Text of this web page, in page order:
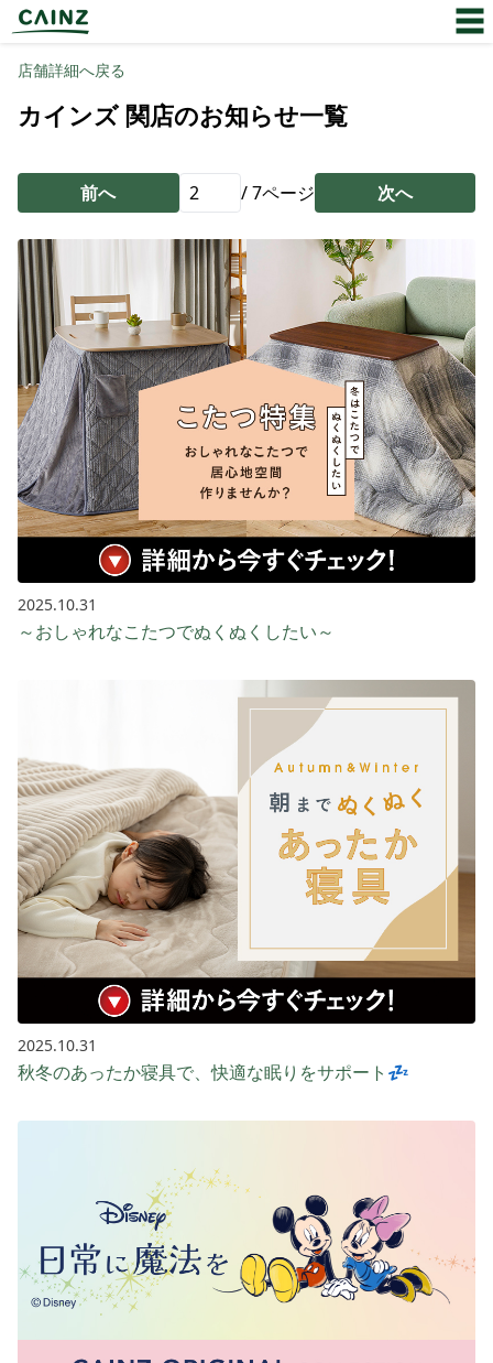
店舗詳細へ戻る
カインズ 関店のお知らせ一覧
前へ /7ページ 次へ
2025.10.31
～おしゃれなこたつでぬくぬくしたい～
2025.10.31
秋冬のあったか寝具で、快適な眠りをサポート💤